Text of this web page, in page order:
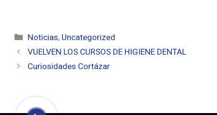
Noticias, Uncategorized
VUELVEN LOS CURSOS DE HIGIENE DENTAL
Curiosidades Cortázar